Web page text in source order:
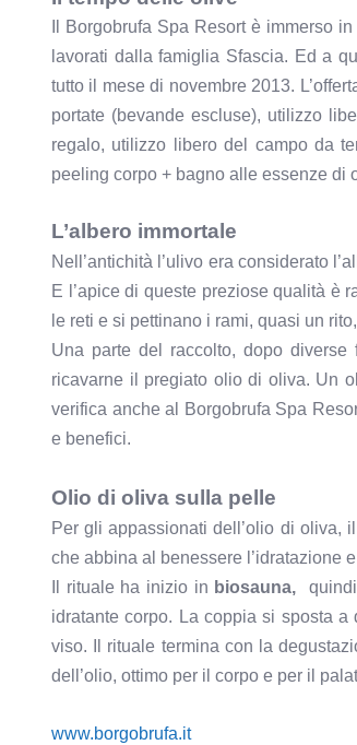
Il Borgobrufa Spa Resort è immerso
lavorati dalla famiglia Sfascia. Ed a
tutto il mese di novembre 2013.
portate (bevande escluse), utilizzo
regalo, utilizzo libero del campo da
peeling corpo + bagno alle essenze di
L’albero immortale
Nell’antichità l’ulivo era considerato
E l’apice di queste preziose qualità è
le reti e si pettinano i rami, quasi un
Una parte del raccolto, dopo
ricavarne il pregiato olio di oliva. Un
verifica anche al Borgobrufa Spa
e benefici.
Olio di oliva sulla pelle
Per gli appassionati dell’olio di oliva,
che abbina al benessere l’idratazione
Il rituale ha inizio in biosauna,
idratante corpo. La coppia si sposta
viso. Il rituale termina con la
dell’olio, ottimo per il corpo e per il
www.borgobrufa.it